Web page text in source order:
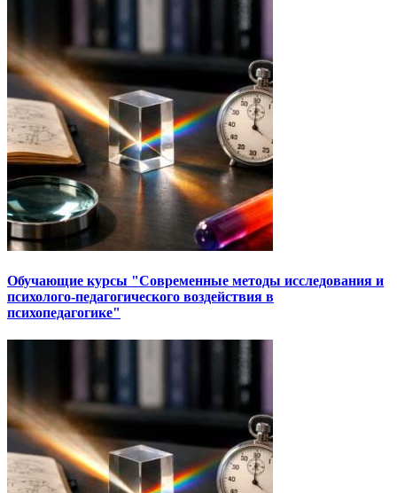
Обучающие курсы "Современные методы исследования и
психолого-педагогического воздействия в
психопедагогике"